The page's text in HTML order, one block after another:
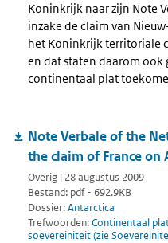
Koninkrijk naar zijn Note
inzake de claim van
het Koninkrijk territoriale
en dat staten daarom ook
continentaal plat
Note Verbale of the
the claim of France on
Overig | 28 augustus 2009
Bestand: pdf - 692.9KB
Dossier:Antarctica
Trefwoorden:Continentaal
soevereiniteit (zie